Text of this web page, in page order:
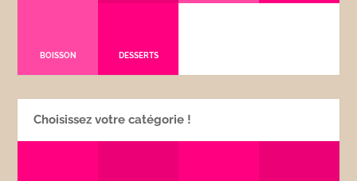
BOISSON DESSERTS
Choisissez votre catégorie !